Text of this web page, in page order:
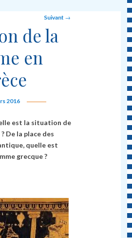
Suivant →
de la
en
2016
est la situation de
De la place des
quelle est
grecque ?